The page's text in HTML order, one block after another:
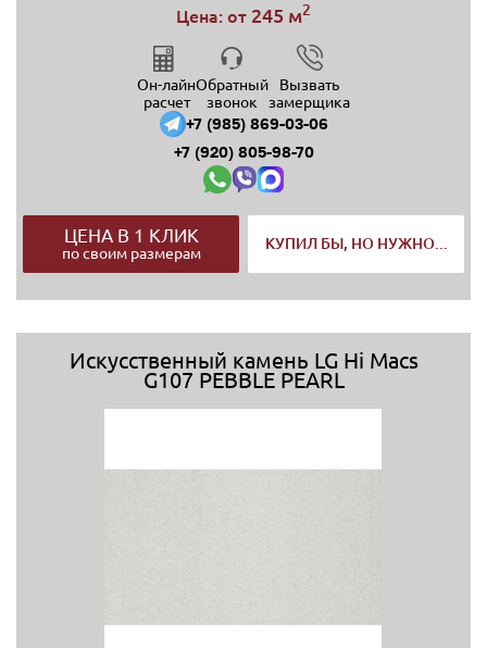
Цена: от 245 м2
Он-лайн
расчет
Обратный
звонок
Вызвать
замерщика
+7 (985) 869-03-06
+7 (920) 805-98-70
ЦЕНА В 1 КЛИК
по своим размерам
КУПИЛ БЫ, НО НУЖНО...
Искусственный камень LG Hi Macs
G107 PEBBLE PEARL